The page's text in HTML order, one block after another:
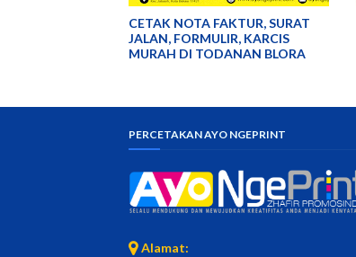
CETAK NOTA FAKTUR, SURAT
JALAN, FORMULIR, KARCIS
MURAH DI TODANAN BLORA
PERCETAKAN AYO NGEPRINT
Alamat: